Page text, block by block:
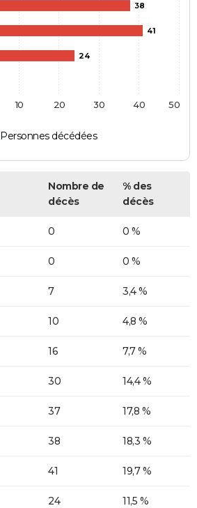
38
41
24
Personnes décédées
10 20 30 40 50
Nombre de
décès
% des
décès
0 0 %
0 0 %
7 3,4 %
10 4,8 %
16 7,7 %
30 14,4 %
37 17,8 %
38 18,3 %
41 19,7 %
24 11,5 %